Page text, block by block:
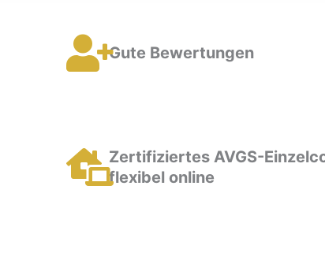
Gute Bewertungen
Zertifiziertes AVGS-
flexibel online